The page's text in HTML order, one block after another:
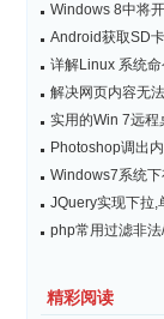
Windows 8中将
Android获取SD
详解Linux 系统命
解决网页内容无
实用的Win 7远程
Photoshop调出
Windows7系统
JQuery实现下拉,
php常用过滤非
精彩阅读